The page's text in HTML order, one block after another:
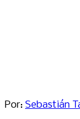
Por: Sebastián